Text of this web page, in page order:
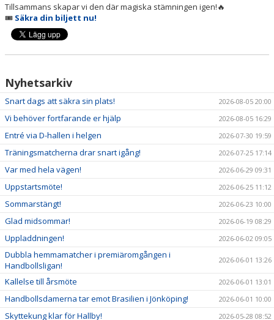
NYHETER
HEMMAVINSTEN
KLUBBSHOP
Tillsammans skapar vi den där magiska stämningen igen!🔥
🎟️ Säkra din biljett nu!
Nyhetsarkiv
Snart dags att säkra sin plats! 2026-08-05 20:00
Vi behöver fortfarande er hjälp 2026-08-05 16:29
Entré via D-hallen i helgen 2026-07-30 19:59
Träningsmatcherna drar snart igång! 2026-07-25 17:14
Var med hela vägen! 2026-06-29 09:31
Uppstartsmöte! 2026-06-25 11:12
Sommarstängt! 2026-06-23 10:00
Glad midsommar! 2026-06-19 08:29
Uppladdningen! 2026-06-02 09:05
Dubbla hemmamatcher i premiäromgången i
Handbollsligan!
2026-06-01 13:26
Kallelse till årsmöte 2026-06-01 13:01
Handbollsdamerna tar emot Brasilien i Jönköping! 2026-06-01 10:00
Skyttekung klar för Hallby! 2026-05-28 08:52